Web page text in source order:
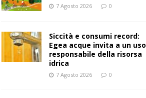
7 Agosto 2026 0
Siccità e consumi record:
Egea acque invita a un uso
responsabile della risorsa
idrica
7 Agosto 2026 0